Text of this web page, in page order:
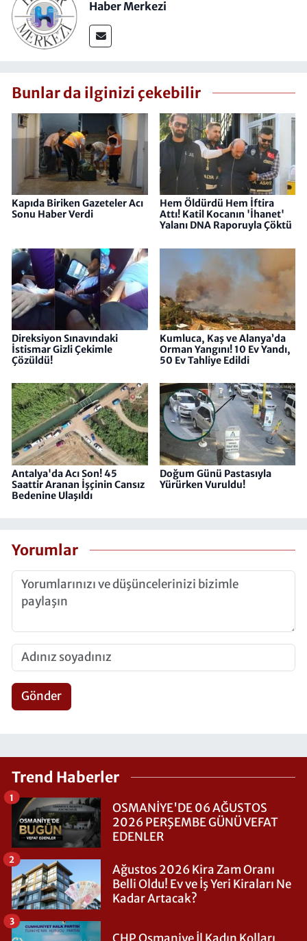
Haber Merkezi
Bunlar da ilginizi çekebilir
Kapıda Biriken Gazeteler Acı
Sonu Haber Verdi
Hem Öldürdü Hem İftira
Attı! Katil Kocanın 'İhanet'
Yalanı DNA Raporuyla Çöktü
Direksiyon Sınavındaki
İstismar Gizli Çekimle
Çözüldü!
Kumluca, Kaş ve Alanya’da
Orman Yangını! 10 Ev Yandı,
50 Ev Tahliye Edildi
Antalya'da Acı Son! 45
Saattir Aranan İşçinin Cansız
Bedenine Ulaşıldı
Doğum Günü Pastasıyla
Yürürken Vuruldu!
Yorumlar
Gönder
Trend Haberler
OSMANİYE'DE 06 AĞUSTOS
2026 PERŞEMBE GÜNÜ VEFAT
EDENLER
1
Ağustos 2026 Kira Zam Oranı
Belli Oldu! Ev ve İş Yeri Kiraları Ne
Kadar Artacak?
2
3